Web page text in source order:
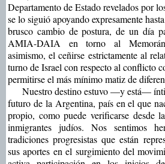
Departamento de Estado revelados por
se lo siguió apoyando expresamente
brusco cambio de postura, de un día
AMIA-DAIA en torno al
asimismo, el ceñirse estrictamente al
turno de Israel con respecto al conflicto
permitirse el más mínimo matiz de
Nuestro destino estuvo —y está—
futuro de la Argentina, país en el que
propio, como puede verificarse desde
inmigrantes judíos. Nos sentimos
tradiciones progresistas que están
sus aportes en el surgimiento del